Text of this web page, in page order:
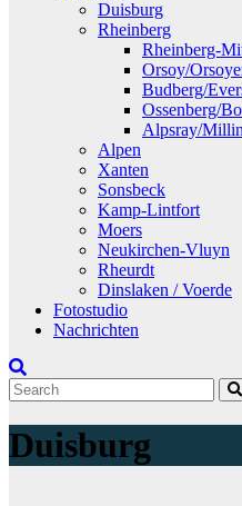
Duisburg
Rheinberg
Rheinberg-
Orsoy/
Budberg/
Ossenberg/
Alpsray/
Alpen
Xanten
Sonsbeck
Kamp-Lintfort
Moers
Neukirchen-Vluyn
Rheurdt
Dinslaken / Voerde
Fotostudio
Nachrichten
Duisburg